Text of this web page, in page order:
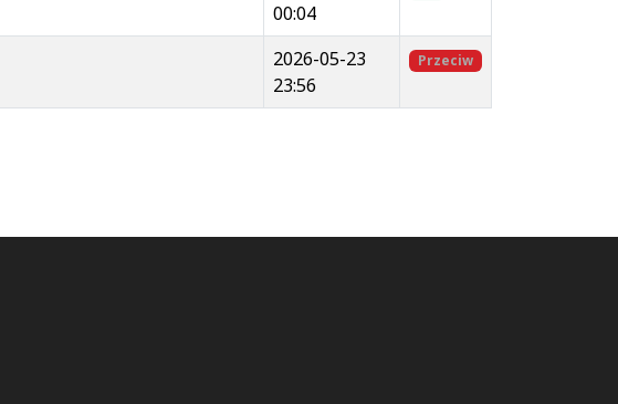
00:04
2026-05-23
23:56
Przeciw